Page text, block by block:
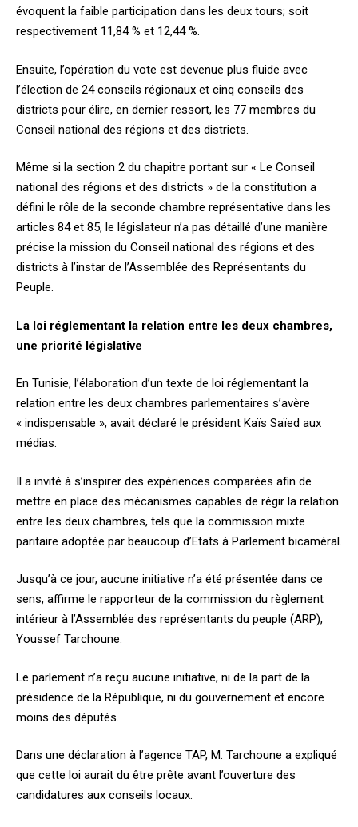
évoquent la faible participation dans les deux tours; soit
respectivement 11,84 % et 12,44 %.
Ensuite, l’opération du vote est devenue plus fluide avec
l’élection de 24 conseils régionaux et cinq conseils des
districts pour élire, en dernier ressort, les 77 membres du
Conseil national des régions et des districts.
Même si la section 2 du chapitre portant sur « Le Conseil
national des régions et des districts » de la constitution a
défini le rôle de la seconde chambre représentative dans les
articles 84 et 85, le législateur n’a pas détaillé d’une manière
précise la mission du Conseil national des régions et des
districts à l’instar de l’Assemblée des Représentants du
Peuple.
La loi réglementant la relation entre les deux chambres,
une priorité législative
En Tunisie, l’élaboration d’un texte de loi réglementant la
relation entre les deux chambres parlementaires s’avère
« indispensable », avait déclaré le président Kaïs Saïed aux
médias.
Il a invité à s’inspirer des expériences comparées afin de
mettre en place des mécanismes capables de régir la relation
entre les deux chambres, tels que la commission mixte
paritaire adoptée par beaucoup d’Etats à Parlement bicaméral.
Jusqu’à ce jour, aucune initiative n’a été présentée dans ce
sens, affirme le rapporteur de la commission du règlement
intérieur à l’Assemblée des représentants du peuple (ARP),
Youssef Tarchoune.
Le parlement n’a reçu aucune initiative, ni de la part de la
présidence de la République, ni du gouvernement et encore
moins des députés.
Dans une déclaration à l’agence TAP, M. Tarchoune a expliqué
que cette loi aurait du être prête avant l’ouverture des
candidatures aux conseils locaux.